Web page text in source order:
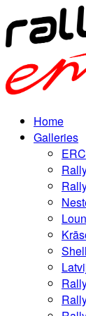
Home
Galleries